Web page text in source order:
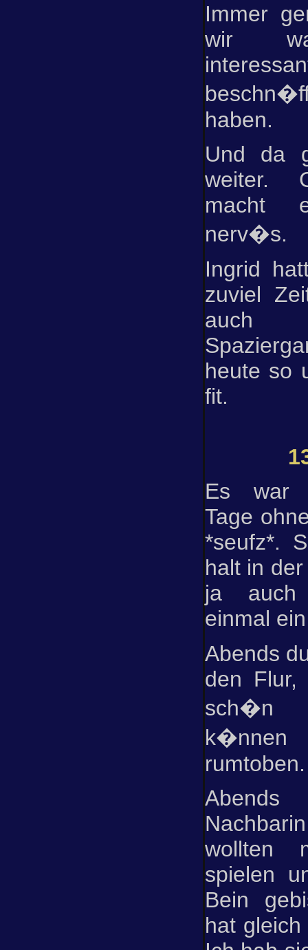
Immer
wir
haben.
Und da
weiter.
macht
nerv�s.
Ingrid
zuviel
auch
heute so
fit.
Es war
Tage
*seufz*.
halt in
ja auch
einmal
Abends
den
sch�n
rumtoben.
wollten
spielen
Bein
hat